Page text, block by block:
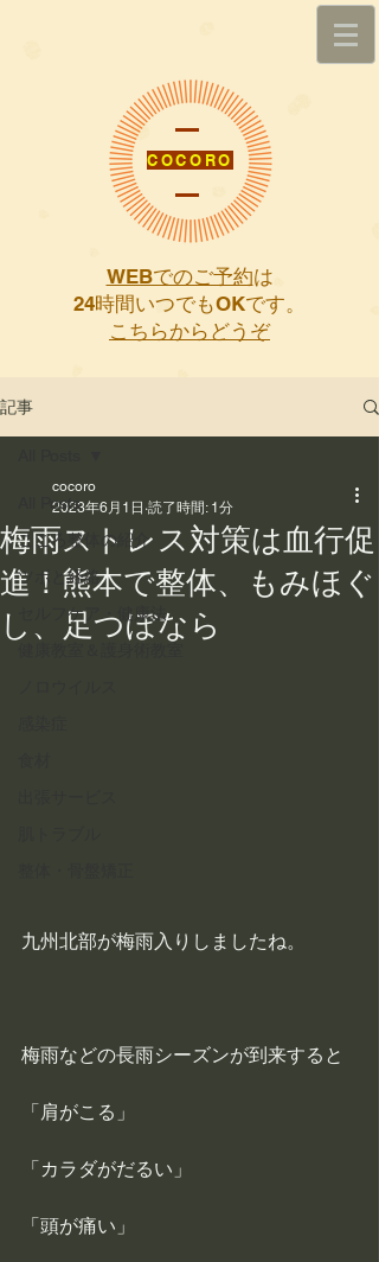
COCORO
WEBでのご予約は
​24時間いつでもOKです。
こちらからどうぞ
記事
All Posts
こころ整体の紹介
ツボと経絡
セルフケア・健康法
梅雨ストレス対策は血行促
進！熊本で整体、もみほぐ
し、足つぼなら
cocoro
2023年6月1日 読了時間: 1分
九州北部が梅雨入りしましたね。
梅雨などの長雨シーズンが到来すると
「肩がこる」
「カラダがだるい」
「頭が痛い」